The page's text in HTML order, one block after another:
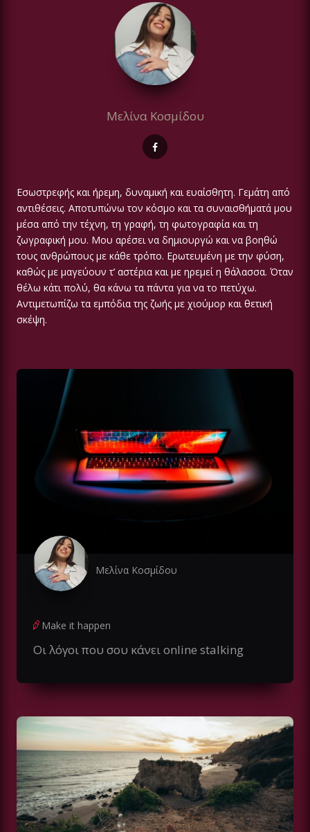
Μελίνα Κοσμίδου
Εσωστρεφής και ήρεμη, δυναμική και ευαίσθητη. Γεμάτη από
αντιθέσεις. Αποτυπώνω τον κόσμο και τα συναισθήματά μου
μέσα από την τέχνη, τη γραφή, τη φωτογραφία και τη
ζωγραφική μου. Μου αρέσει να δημιουργώ και να βοηθώ
τους ανθρώπους με κάθε τρόπο. Ερωτευμένη με την φύση,
καθώς με μαγεύουν τ’ αστέρια και με ηρεμεί η θάλασσα. Όταν
θέλω κάτι πολύ, θα κάνω τα πάντα για να το πετύχω.
Αντιμετωπίζω τα εμπόδια της ζωής με χιούμορ και θετική
σκέψη.
Μελίνα Κοσμίδου
Make it happen
Οι λόγοι που σου κάνει online stalking